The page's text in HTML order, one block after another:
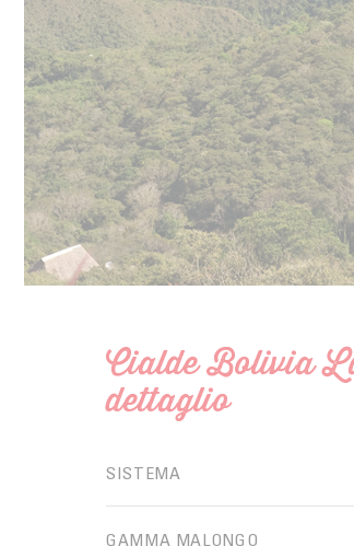
Cialde Bolivia
dettaglio
SISTEMA
GAMMA MALONGO